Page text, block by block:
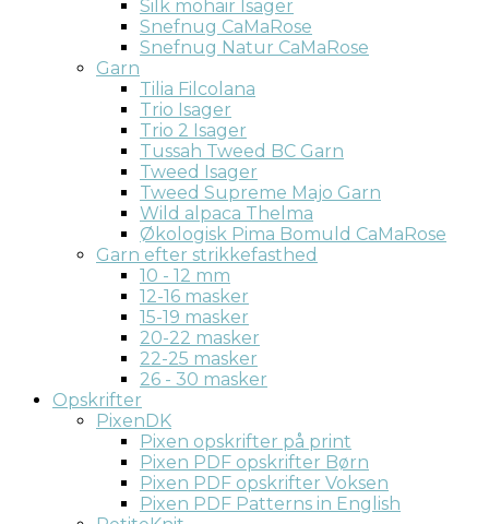
Silk mohair Isager
Snefnug CaMaRose
Snefnug Natur CaMaRose
Garn
Tilia Filcolana
Trio Isager
Trio 2 Isager
Tussah Tweed BC Garn
Tweed Isager
Tweed Supreme Majo Garn
Wild alpaca Thelma
Økologisk Pima Bomuld CaMaRose
Garn efter strikkefasthed
10 - 12 mm
12-16 masker
15-19 masker
20-22 masker
22-25 masker
26 - 30 masker
Opskrifter
PixenDK
Pixen opskrifter på print
Pixen PDF opskrifter Børn
Pixen PDF opskrifter Voksen
Pixen PDF Patterns in English